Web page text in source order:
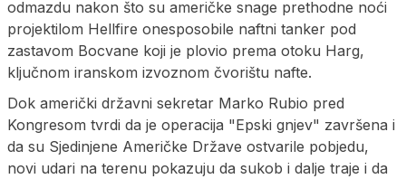
odmazdu nakon što su američke snage prethodne noći
projektilom Hellfire onesposobile naftni tanker pod
zastavom Bocvane koji je plovio prema otoku Harg,
ključnom iranskom izvoznom čvorištu nafte.
Dok američki državni sekretar Marko Rubio pred
Kongresom tvrdi da je operacija "Epski gnjev" završena i
da su Sjedinjene Američke Države ostvarile pobjedu,
novi udari na terenu pokazuju da sukob i dalje traje i da